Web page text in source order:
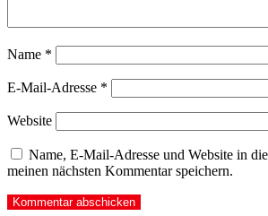
Name *
E-Mail-Adresse *
Website
Name, E-Mail-Adresse und Website in
meinen nächsten Kommentar speichern.